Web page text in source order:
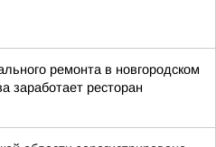
ремонта в новгородском
заработает ресторан